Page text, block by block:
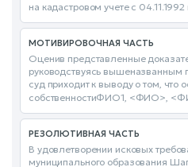
на кадастровом учете с
МОТИВИРОВОЧНАЯ ЧАСТЬ
Оценив представленные
руководствуясь вышеназванным
суд приходит к выводу о том, что
собственностиФИО1, <ФИО>,
РЕЗОЛЮТИВНАЯ ЧАСТЬ
В удовлетворении исковых
муниципального образования